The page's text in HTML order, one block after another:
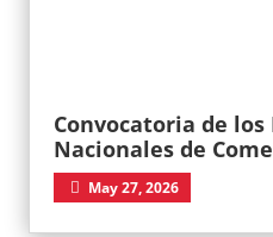
Convocatoria de los
Nacionales de
May 27, 2026